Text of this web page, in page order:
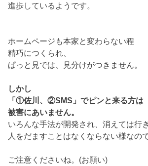
進歩しているようです。
ホームページも本家と変わらない程
精巧につくられ、
ぱっと見では、見分けがつきません。
しかし
「①佐川、②SMS」でピンと来る方は
被害にあいません。
いろんな手法が開発され、消えては行
人をだますことはなくならない様なの
ご注意くださいね。(お願い)